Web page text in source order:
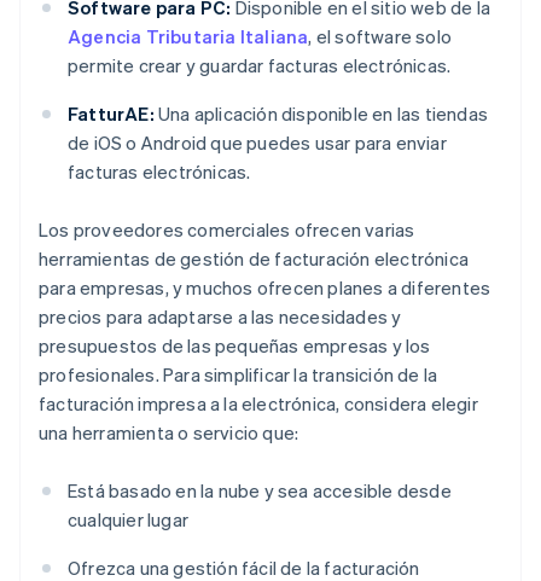
Software para PC: Disponible en el sitio web de la
Agencia Tributaria Italiana, el software solo
permite crear y guardar facturas electrónicas.
FatturAE: Una aplicación disponible en las tiendas
de iOS o Android que puedes usar para enviar
facturas electrónicas.
Los proveedores comerciales ofrecen varias
herramientas de gestión de facturación electrónica
para empresas, y muchos ofrecen planes a diferentes
precios para adaptarse a las necesidades y
presupuestos de las pequeñas empresas y los
profesionales. Para simplificar la transición de la
facturación impresa a la electrónica, considera elegir
una herramienta o servicio que:
Está basado en la nube y sea accesible desde
cualquier lugar
Ofrezca una gestión fácil de la facturación